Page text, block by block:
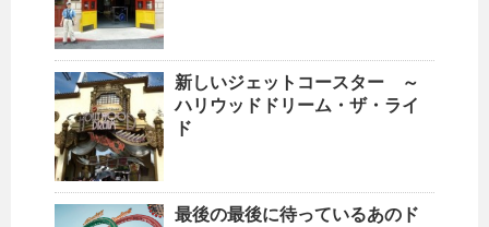
新しいジェットコースター ～
ハリウッドドリーム・ザ・ライ
ド
最後の最後に待っているあのド